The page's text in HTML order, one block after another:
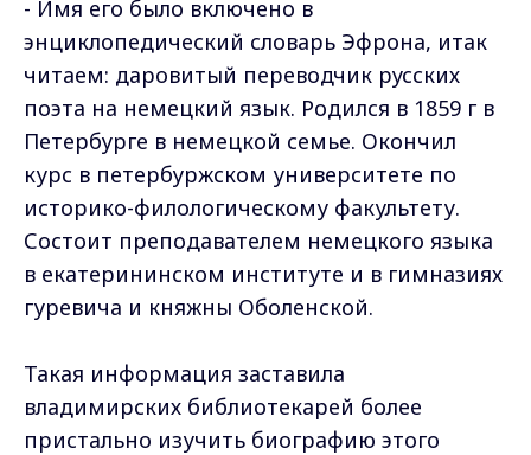
- Имя его было включено в
энциклопедический словарь Эфрона, итак
читаем: даровитый переводчик русских
поэта на немецкий язык. Родился в 1859 г в
Петербурге в немецкой семье. Окончил
курс в петербуржском университете по
историко-филологическому факультету.
Состоит преподавателем немецкого языка
в екатерининском институте и в гимназиях
гуревича и княжны Оболенской.
Такая информация заставила
владимирских библиотекарей более
пристально изучить биографию этого